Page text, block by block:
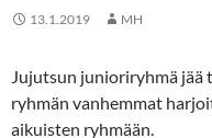
13.1.2019 MH
Jujutsun junioriryhmä jää
ryhmän vanhemmat
aikuisten ryhmään.